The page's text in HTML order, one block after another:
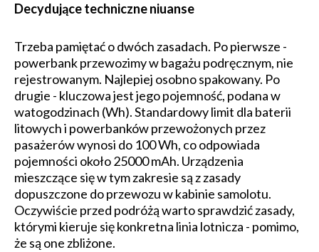
Decydujące techniczne niuanse
Trzeba pamiętać o dwóch zasadach. Po pierwsze -
powerbank przewozimy w bagażu podręcznym, nie
rejestrowanym. Najlepiej osobno spakowany. Po
drugie - kluczowa jest jego pojemność, podana w
watogodzinach (Wh). Standardowy limit dla baterii
litowych i powerbanków przewożonych przez
pasażerów wynosi do 100 Wh, co odpowiada
pojemności około 25000 mAh. Urządzenia
mieszczące się w tym zakresie są z zasady
dopuszczone do przewozu w kabinie samolotu.
Oczywiście przed podróżą warto sprawdzić zasady,
którymi kieruje się konkretna linia lotnicza - pomimo,
że są one zbliżone.